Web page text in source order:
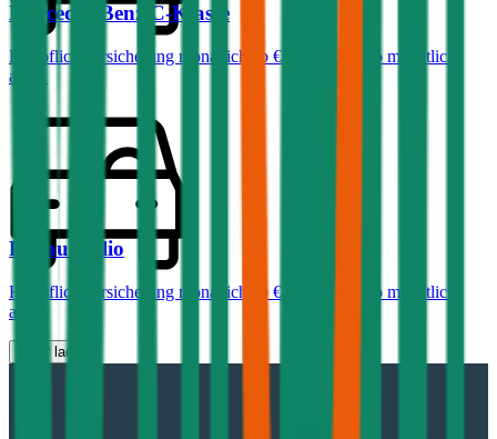
Mercedes-Benz C-Klasse
Haftpflichtversicherung monatlich ab € 99
Vollkasko monatlich
ab …
Renault Clio
Haftpflichtversicherung monatlich ab € 30
Vollkasko monatlich
ab …
Mehr laden